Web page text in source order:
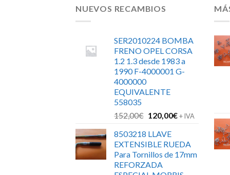
NUEVOS RECAMBIOS
SER2010224 BOMBA
FRENO OPEL CORSA
1.2 1.3 desde 1983 a
1990 F-4000001 G-
4000000
EQUIVALENTE
558035
152,00€ El
original
era:
152,00€.
120,00€El
es:
120,00€.
+ IVA
8503218 LLAVE
EXTENSIBLE RUEDA
Para Tornillos de 17mm
REFORZADA